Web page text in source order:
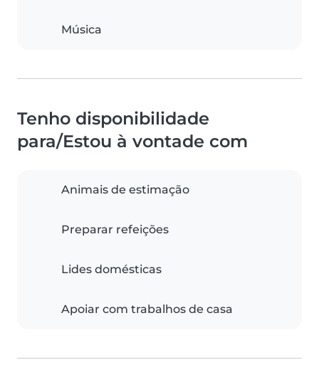
Música
Tenho disponibilidade
para/Estou à vontade com
Animais de estimação
Preparar refeições
Lides domésticas
Apoiar com trabalhos de casa